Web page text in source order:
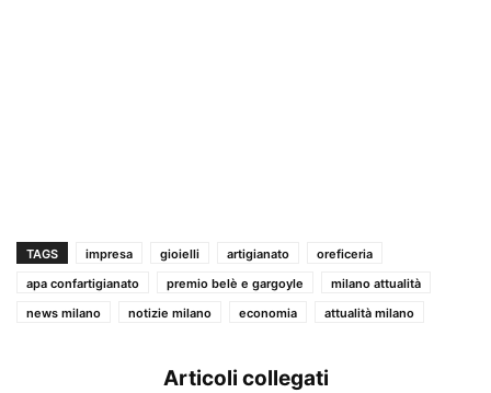
TAGS impresa gioielli artigianato
oreficeria
apa confartigianato
premio belè e gargoyle
milano attualità
news milano
notizie milano economia attualità milano
Articoli collegati